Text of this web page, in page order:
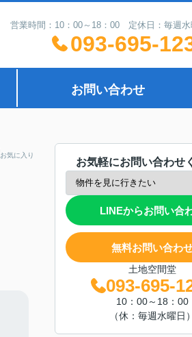
営業時間：10：00～18：00 定休日：毎週水
093-695-
お問い合わせ
お気に入り
お気軽にお問い合わせ
LINEからお問い合
無料お問い合わ
土地空間堂
093-695-
10：00～18：00
（休：毎週水曜日）